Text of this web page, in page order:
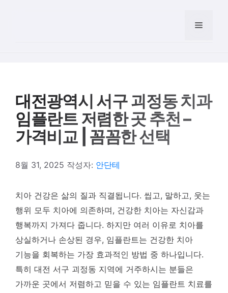
메뉴
대전광역시 서구 괴정동 치과
임플란트 저렴한 곳 추천 –
가격비교 | 꼼꼼한 선택
8월 31, 2025 작성자: 안단테
치아 건강은 삶의 질과 직결됩니다. 씹고, 말하고, 웃는
행위 모두 치아에 의존하며, 건강한 치아는 자신감과
행복까지 가져다 줍니다. 하지만 여러 이유로 치아를
상실하거나 손상된 경우, 임플란트는 건강한 치아
기능을 회복하는 가장 효과적인 방법 중 하나입니다.
특히 대전 서구 괴정동 지역에 거주하시는 분들은
가까운 곳에서 저렴하고 믿을 수 있는 임플란트 치료를